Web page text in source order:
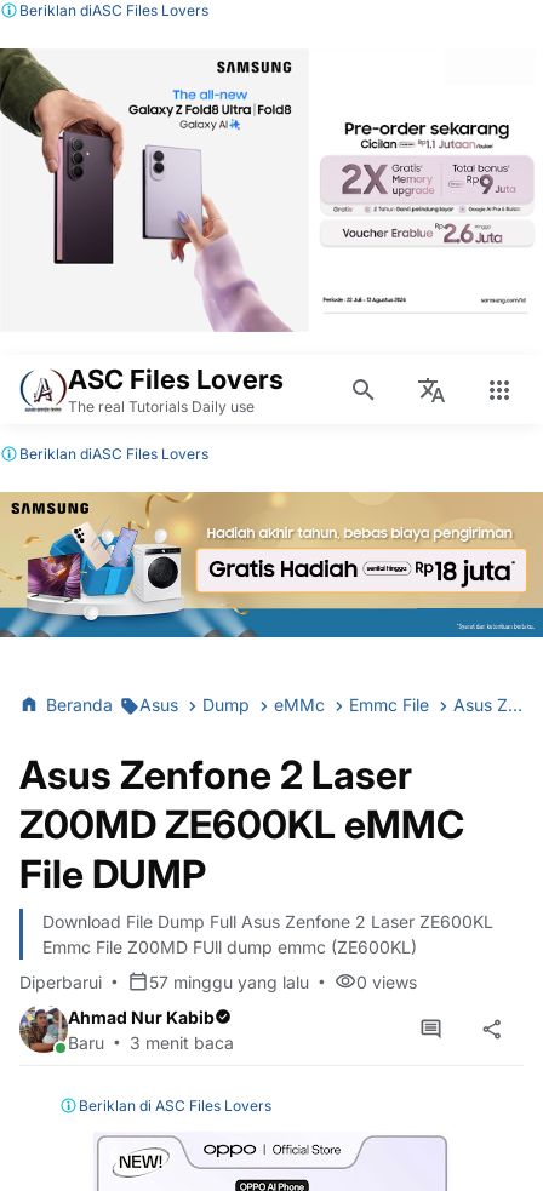
Beriklan diASC Files Lovers
ASC Files Lovers
The real Tutorials Daily use
Beriklan diASC Files Lovers
Beranda Asus Dump eMMc Emmc File Asus Zenfone 2 Laser Z00MD ZE600KL eMMC File DUMP
Asus Zenfone 2 Laser
Z00MD ZE600KL eMMC
File DUMP
Download File Dump Full Asus Zenfone 2 Laser ZE600KL
Emmc File Z00MD FUll dump emmc (ZE600KL)
Diperbarui
57 minggu yang lalu 0 views
Ahmad Nur Kabib
Baru
3 menit baca
Beriklan di ASC Files Lovers